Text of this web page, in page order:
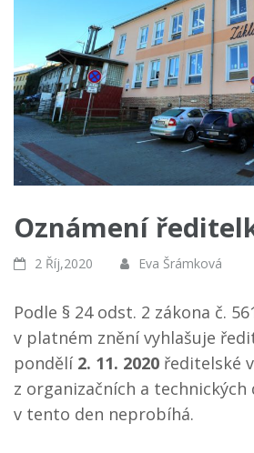
Oznámení
2 Říj,2020 Eva Šrámková
Podle § 24 odst. 2 zákona č.
v platném znění vyhlašuje
pondělí 2. 11. 2020 ředitelské
z organizačních a technických
v tento den neprobíhá.